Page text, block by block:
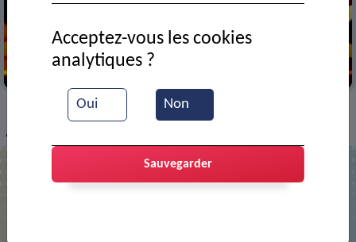
VIE MUNICIPALE > Ressources documentaires
Affiche : Tu ne mentiras point (VO)
Oui Non
Acceptez-vous les cookies
analytiques ?
Sauvegarder